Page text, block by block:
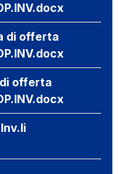
di offerta
offerta